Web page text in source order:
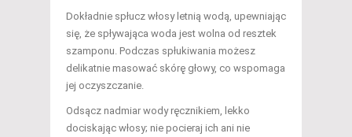
Dokładnie spłucz włosy letnią wodą, upewniając
się, że spływająca woda jest wolna od resztek
szamponu. Podczas spłukiwania możesz
delikatnie masować skórę głowy, co wspomaga
jej oczyszczanie.
Odsącz nadmiar wody ręcznikiem, lekko
dociskając włosy; nie pocieraj ich ani nie